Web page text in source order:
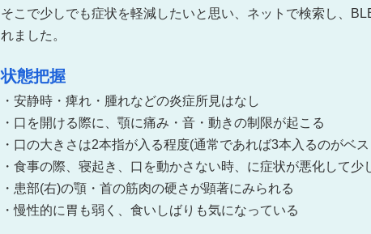
そこで少しでも症状を軽減したいと思い、ネットで検索し、
れました。
状態把握
・安静時・痺れ・腫れなどの炎症所見はなし
・口を開ける際に、顎に痛み・音・動きの制限が起こる
・口の大きさは2本指が入る程度(通常であれば3本入るのがベ
・食事の際、寝起き、口を動かさない時、に症状が悪化して少
・患部(右)の顎・首の筋肉の硬さが顕著にみられる
・慢性的に胃も弱く、食いしばりも気になっている